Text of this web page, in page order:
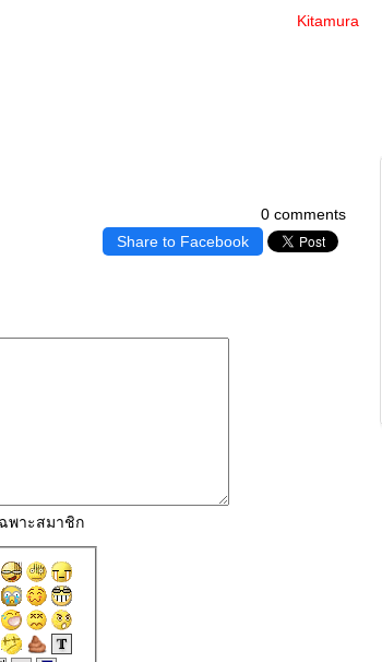
Kitamura
0 comments
Share to Facebook
พาะสมาชิก